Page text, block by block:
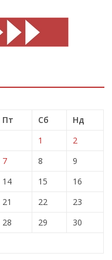
Пт Сб
Нд
1
2
7 8
9
14 15
16
21 22
23
28 29
30